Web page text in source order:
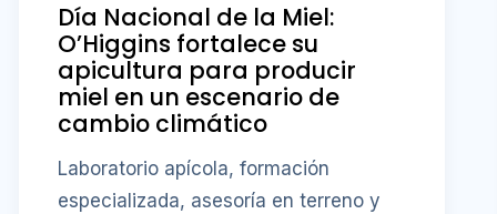
Día Nacional de la Miel:
O’Higgins fortalece su
apicultura para producir
miel en un escenario de
cambio climático
Laboratorio apícola, formación
especializada, asesoría en terreno y